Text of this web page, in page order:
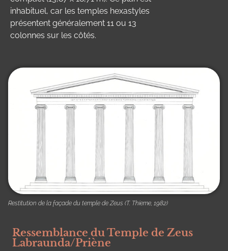
inhabituel, car les temples hexastyles
présentent généralement 11 ou 13
colonnes sur les côtés.
Restitution de la façade du temple de Zeus (T. Thieme, 1982)
Ressemblance du Temple de Zeus
Labraunda/Priène